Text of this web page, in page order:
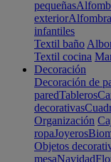
pequeñas
exterior
infantiles
Textil baño
Textil cocina
Decoración
Decoración de
paredTableros
decorativas
Organización
ropaJoyeros
Objetos
mesaNavidad